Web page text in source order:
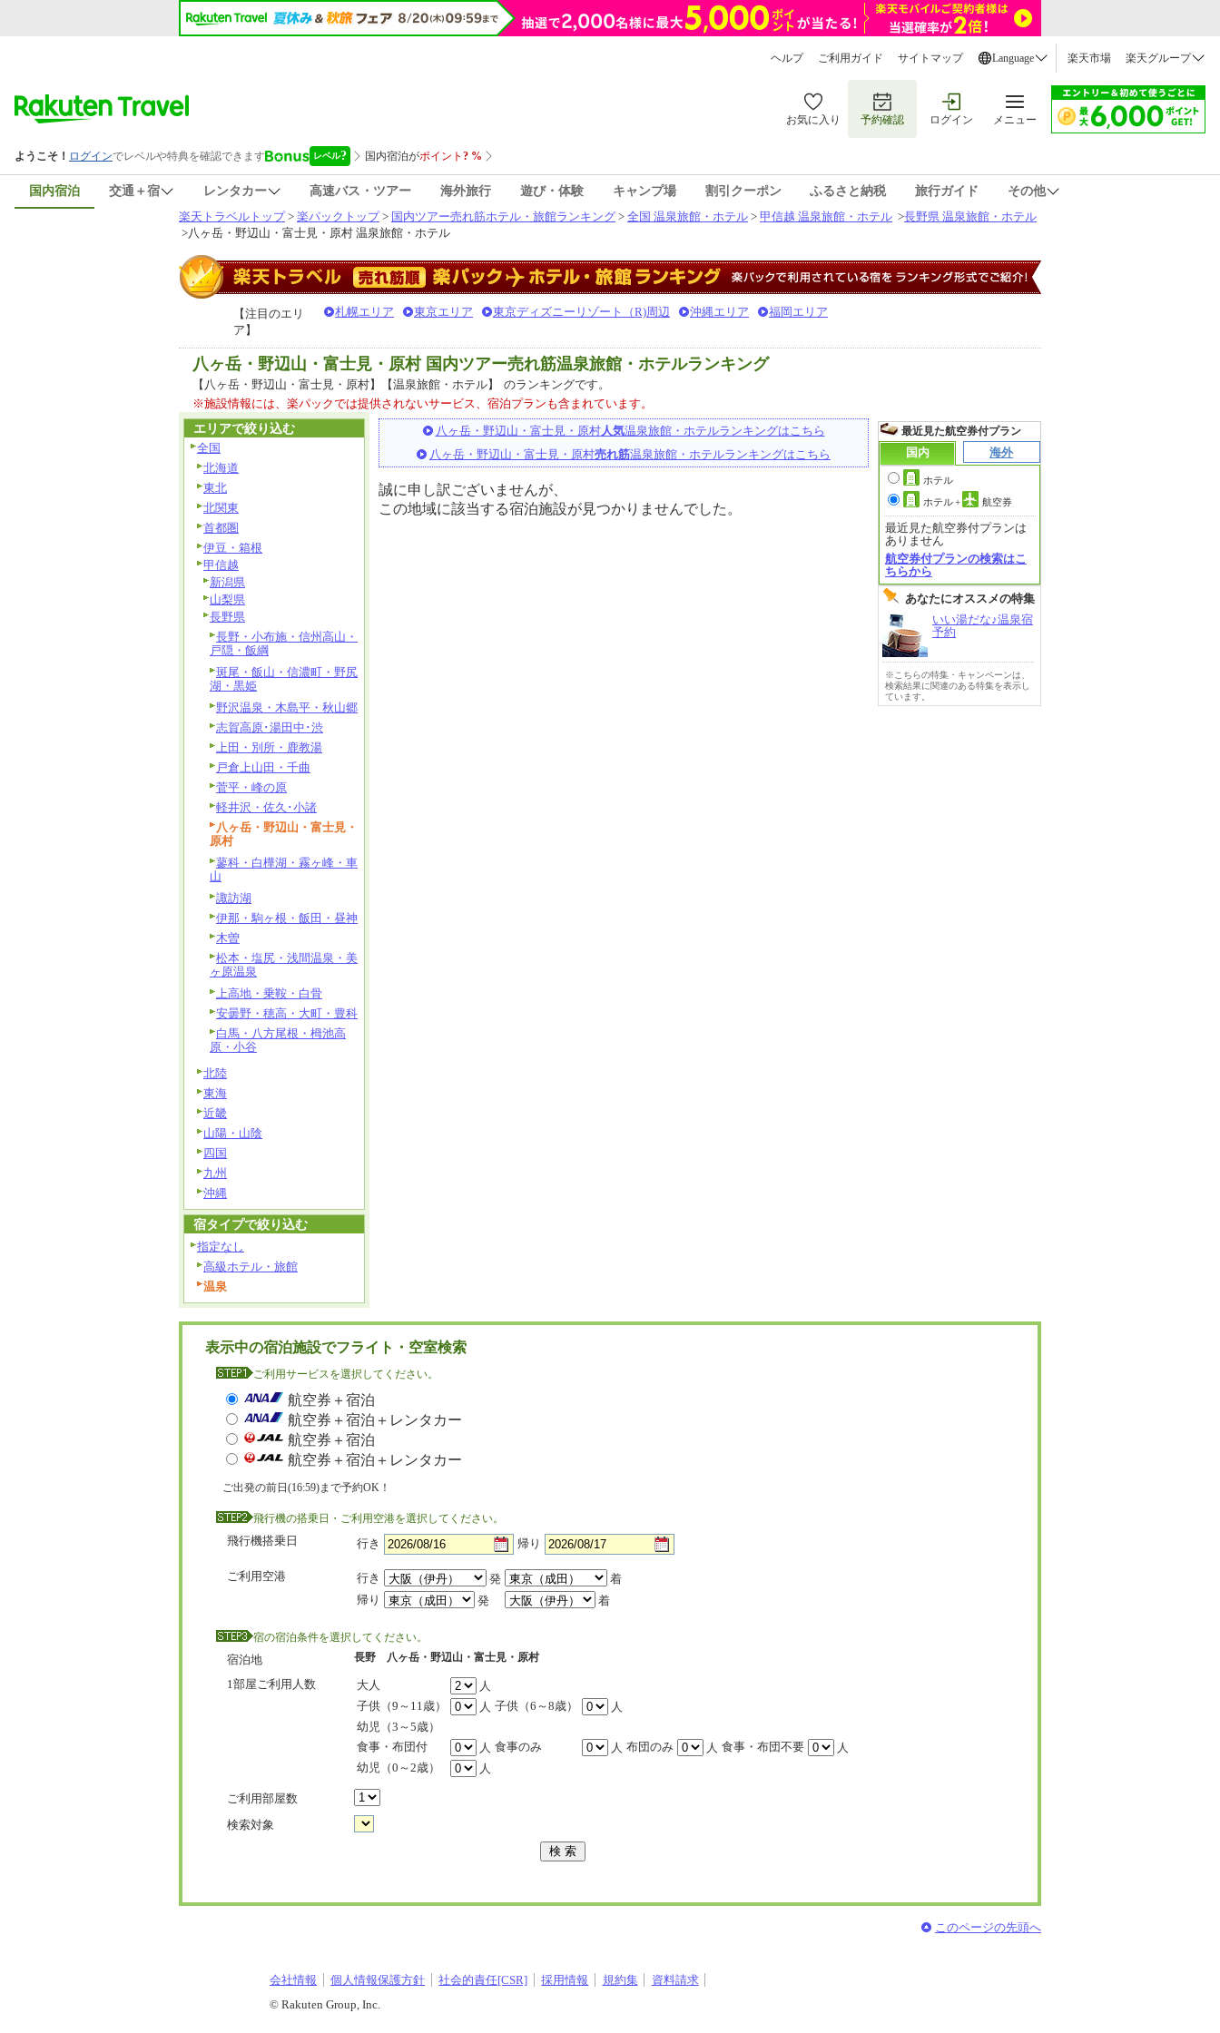
ヘルプ ご利用ガイド サイトマップ Language 楽天市場 楽天グループ
お気に入り 予約確認 ログイン メニュー
国内宿泊 交通＋宿 レンタカー 高速バス・ツアー 海外旅行 遊び・体験 キャンプ場 割引クーポン ふるさと納税 旅行ガイド
その他
楽天トラベルトップ> 楽パックトップ> 国内ツアー売れ筋ホテル・旅館ランキング > 全国 温泉旅館・ホテル > 甲信越 温泉旅館・ホテル >長野県 温泉旅館・ホテル
>八ヶ岳・野辺山・富士見・原村 温泉旅館・ホテル
【注目のエリ
ア】
札幌エリア 東京エリア 東京ディズニーリゾート（R)周辺 沖縄エリア 福岡エリア
八ヶ岳・野辺山・富士見・原村 国内ツアー売れ筋温泉旅館・ホテルランキング
【八ヶ岳・野辺山・富士見・原村】【温泉旅館・ホテル】
のランキングです。
※施設情報には、楽パックでは提供されないサービス、宿泊プランも含まれています。
八ヶ岳・野辺山・富士見・原村人気温泉旅館・ホテルランキングはこちら
八ヶ岳・野辺山・富士見・原村売れ筋温泉旅館・ホテルランキングはこちら
誠に申し訳ございませんが、
この地域に該当する宿泊施設が見つかりませんでした。
最近見た航空券付プラン
国内
海外
ホテル
ホテル+ 航空券
最近見た航空券付プランは
ありません
航空券付プランの検索はこ
ちらから
あなたにオススメの特集
いい湯だな♪温泉宿
予約
※こちらの特集・キャンペーンは、
検索結果に関連のある特集を表示し
ています。
エリアで絞り込む
全国
北海道
東北
北関東
首都圏
伊豆・箱根
甲信越
新潟県
山梨県
長野県
長野・小布施・信州高山・
戸隠・飯綱
斑尾・飯山・信濃町・野尻
湖・黒姫
野沢温泉・木島平・秋山郷
志賀高原･湯田中･渋
上田・別所・鹿教湯
戸倉上山田・千曲
菅平・峰の原
軽井沢・佐久･小諸
八ヶ岳・野辺山・富士見・
原村
蓼科・白樺湖・霧ヶ峰・車
山
諏訪湖
伊那・駒ヶ根・飯田・昼神
木曽
松本・塩尻・浅間温泉・美
ヶ原温泉
上高地・乗鞍・白骨
安曇野・穂高・大町・豊科
白馬・八方尾根・栂池高
原・小谷
北陸
東海
近畿
山陽・山陰
四国
九州
沖縄
宿タイプで絞り込む
指定なし
高級ホテル・旅館
温泉
表示中の宿泊施設でフライト・空室検索
ご利用サービスを選択してください。
航空券＋宿泊
航空券＋宿泊＋レンタカー
航空券＋宿泊
航空券＋宿泊＋レンタカー
ご出発の前日(16:59)まで予約OK！
飛行機の搭乗日・ご利用空港を選択してください。
飛行機搭乗日 行き 帰り
ご利用空港 行き 発
着
帰り
発 着
宿の宿泊条件を選択してください。
宿泊地 長野 八ヶ岳・野辺山・富士見・原村
1部屋ご利用人数 大人
人
子供（9～11歳）
人 子供（6～8歳）
人
幼児（3～5歳）
食事・布団付
人 食事のみ 人 布団のみ 人 食事・布団不要
人
幼児（0～2歳）
人
ご利用部屋数
検索対象
このページの先頭へ
会社情報 個人情報保護方針 社会的責任[CSR] 採用情報 規約集
資料請求
© Rakuten Group, Inc.